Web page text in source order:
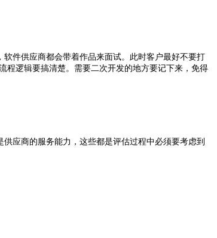
件供应商都会带着作品来面试。此时客户最好不要打
逻辑要搞清楚。需要二次开发的地方要记下来，免得
应商的服务能力，这些都是评估过程中必须要考虑到